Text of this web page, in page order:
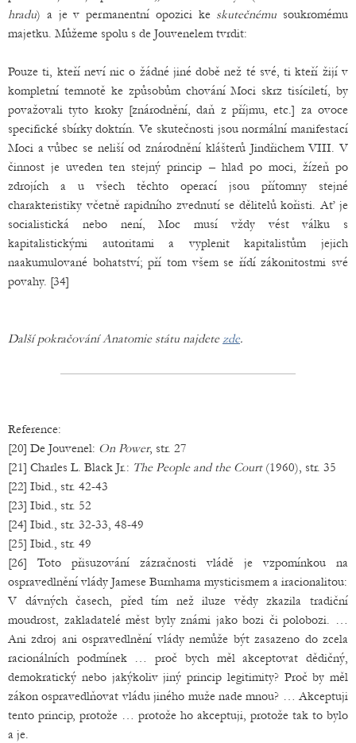
hradu) a je v permanentní opozici ke skutečnému soukromému
majetku. Můžeme spolu s de Jouvenelem tvrdit:
Pouze ti, kteří neví nic o žádné jiné době než té své, ti kteří žijí v
kompletní temnotě ke způsobům chování Moci skrz tisíciletí, by
považovali tyto kroky [znárodnění, daň z příjmu, etc.] za ovoce
specifické sbírky doktrín. Ve skutečnosti jsou normální manifestací
Moci a vůbec se neliší od znárodnění klášterů Jindřichem VIII. V
činnost je uveden ten stejný princip – hlad po moci, žízeň po
zdrojích a u všech těchto operací jsou přítomny stejné
charakteristiky včetně rapidního zvednutí se dělitelů kořisti. Ať je
socialistická nebo není, Moc musí vždy vést válku s
kapitalistickými autoritami a vyplenit kapitalistům jejich
naakumulované bohatství; pří tom všem se řídí zákonitostmi své
povahy. [34]
Další pokračování Anatomie státu najdetezde.
Reference:
[20] De Jouvenel: On Power, str. 27
[21] Charles L. Black Jr.: The People and the Court(1960), str. 35
[22] Ibid., str. 42-43
[23] Ibid., str. 52
[24] Ibid., str. 32-33, 48-49
[25] Ibid., str. 49
[26] Toto přisuzování zázračnosti vládě je vzpomínkou na
ospravedlnění vlády Jamese Burnhama mysticismem a iracionalitou:
V dávných časech, před tím než iluze vědy zkazila tradiční
moudrost, zakladatelé měst byly známi jako bozi či polobozi. …
Ani zdroj ani ospravedlnění vlády nemůže být zasazeno do zcela
racionálních podmínek … proč bych měl akceptovat dědičný,
demokratický nebo jakýkoliv jiný princip legitimity? Proč by měl
zákon ospravedlňovat vládu jiného muže nade mnou? … Akceptuji
tento princip, protože … protože ho akceptuji, protože tak to bylo
a je.